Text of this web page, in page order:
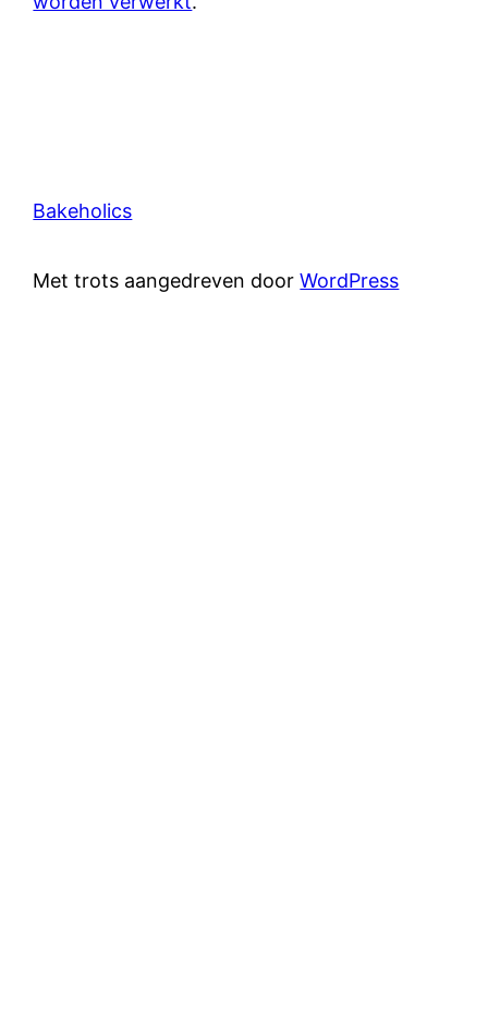
Bakeholics
Met trots aangedreven doorWordPress